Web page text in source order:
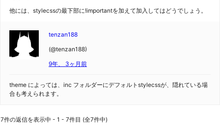
他には、stylecssの最下部に!importantを加えて加入してはどうでしょう。
tenzan188
(@tenzan188)
9年、 3ヶ月前
theme によっては、inc フォルダーにデフォルトstylecssが、隠れている場
合も考えられます。
7件の返信を表示中 - 1 - 7件目 (全7件中)